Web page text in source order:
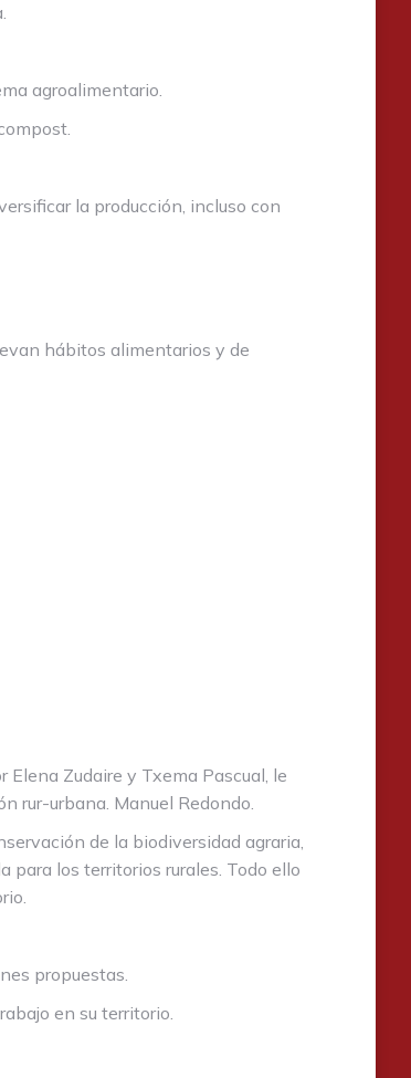
agroalimentario.
la producción, incluso con
hábitos alimentarios y de
Zudaire y Txema Pascual, le
rur-urbana. Manuel Redondo.
de la biodiversidad agraria,
para los territorios rurales. Todo ello
propuestas.
en su territorio.